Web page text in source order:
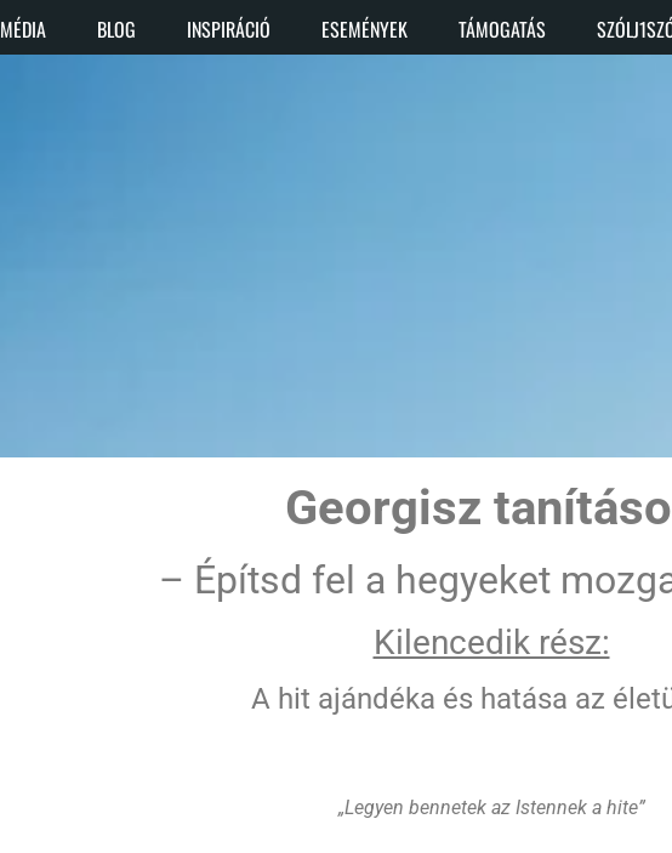
MÉDIA BLOG INSPIRÁCIÓ ESEMÉNYEK TÁMOGATÁS
Georgisz
– Építsd fel a hegyeket
Kilencedik rész:
A hit ajándéka és hatása az
„Legyen bennetek az Istennek a hite”